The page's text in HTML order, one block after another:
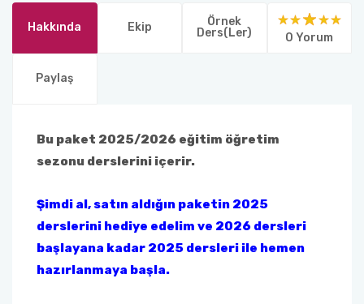
Hakkında Ekip
Örnek
Ders(ler)
0 Yorum
Paylaş
Bu paket 2025/2026 eğitim öğretim
sezonu derslerini içerir.
Şimdi al, satın aldığın paketin 2025
derslerini hediye edelim ve 2026 dersleri
başlayana kadar 2025 dersleri ile hemen
hazırlanmaya başla.